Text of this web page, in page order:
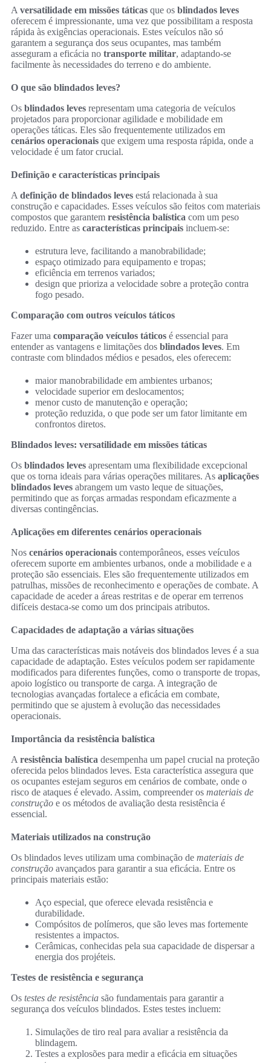
A versatilidade em missões táticas que os blindados leves
oferecem é impressionante, uma vez que possibilitam a resposta
rápida às exigências operacionais. Estes veículos não só
garantem a segurança dos seus ocupantes, mas também
asseguram a eficácia no transporte militar, adaptando-se
facilmente às necessidades do terreno e do ambiente.
O que são blindados leves?
Os blindados leves representam uma categoria de veículos
projetados para proporcionar agilidade e mobilidade em
operações táticas. Eles são frequentemente utilizados em
cenários operacionais que exigem uma resposta rápida, onde a
velocidade é um fator crucial.
Definição e características principais
A definição de blindados leves está relacionada à sua
construção e capacidades. Esses veículos são feitos com materiais
compostos que garantem resistência balística com um peso
reduzido. Entre as características principais incluem-se:
estrutura leve, facilitando a manobrabilidade;
espaço otimizado para equipamento e tropas;
eficiência em terrenos variados;
design que prioriza a velocidade sobre a proteção contra
fogo pesado.
Comparação com outros veículos táticos
Fazer uma comparação veículos táticos é essencial para
entender as vantagens e limitações dos blindados leves. Em
contraste com blindados médios e pesados, eles oferecem:
maior manobrabilidade em ambientes urbanos;
velocidade superior em deslocamentos;
menor custo de manutenção e operação;
proteção reduzida, o que pode ser um fator limitante em
confrontos diretos.
Blindados leves: versatilidade em missões táticas
Os blindados leves apresentam uma flexibilidade excepcional
que os torna ideais para várias operações militares. As aplicações
blindados leves abrangem um vasto leque de situações,
permitindo que as forças armadas respondam eficazmente a
diversas contingências.
Aplicações em diferentes cenários operacionais
Nos cenários operacionais contemporâneos, esses veículos
oferecem suporte em ambientes urbanos, onde a mobilidade e a
proteção são essenciais. Eles são frequentemente utilizados em
patrulhas, missões de reconhecimento e operações de combate. A
capacidade de aceder a áreas restritas e de operar em terrenos
difíceis destaca-se como um dos principais atributos.
Capacidades de adaptação a várias situações
Uma das características mais notáveis dos blindados leves é a sua
capacidade de adaptação. Estes veículos podem ser rapidamente
modificados para diferentes funções, como o transporte de tropas,
apoio logístico ou transporte de carga. A integração de
tecnologias avançadas fortalece a eficácia em combate,
permitindo que se ajustem à evolução das necessidades
operacionais.
Importância da resistência balística
A resistência balística desempenha um papel crucial na proteção
oferecida pelos blindados leves. Esta característica assegura que
os ocupantes estejam seguros em cenários de combate, onde o
risco de ataques é elevado. Assim, compreender os materiais de
construção e os métodos de avaliação desta resistência é
essencial.
Materiais utilizados na construção
Os blindados leves utilizam uma combinação de materiais de
construção avançados para garantir a sua eficácia. Entre os
principais materiais estão:
Aço especial, que oferece elevada resistência e
durabilidade.
Compósitos de polímeros, que são leves mas fortemente
resistentes a impactos.
Cerâmicas, conhecidas pela sua capacidade de dispersar a
energia dos projéteis.
Testes de resistência e segurança
Os testes de resistência são fundamentais para garantir a
segurança dos veículos blindados. Estes testes incluem:
Simulações de tiro real para avaliar a resistência da
blindagem.
Testes a explosões para medir a eficácia em situações